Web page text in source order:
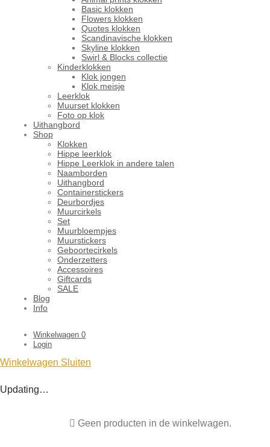
Basic klokken
Flowers klokken
Quotes klokken
Scandinavische klokken
Skyline klokken
Swirl & Blocks collectie
Kinderklokken
Klok jongen
Klok meisje
Leerklok
Muurset klokken
Foto op klok
Uithangbord
Shop
Klokken
Hippe leerklok
Hippe Leerklok in andere talen
Naamborden
Uithangbord
Containerstickers
Deurbordjes
Muurcirkels
Set
Muurbloempjes
Muurstickers
Geboortecirkels
Onderzetters
Accessoires
Giftcards
SALE
Blog
Info
Winkelwagen 0
Login
Winkelwagen Sluiten
Updating…
Geen producten in de winkelwagen.